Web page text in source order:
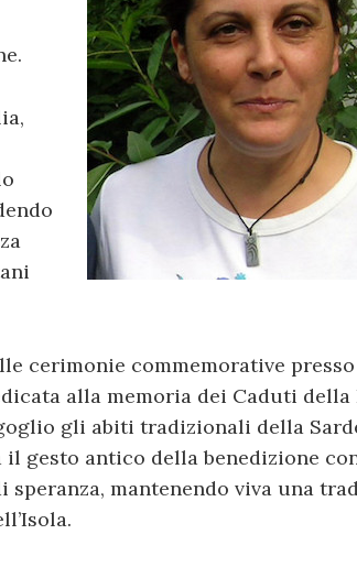
cerimonie commemorative presso
alla memoria dei Caduti della
gli abiti tradizionali della
il gesto antico della benedizione
mantenendo viva una